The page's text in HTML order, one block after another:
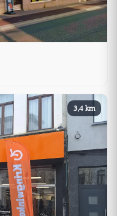
3,4 km